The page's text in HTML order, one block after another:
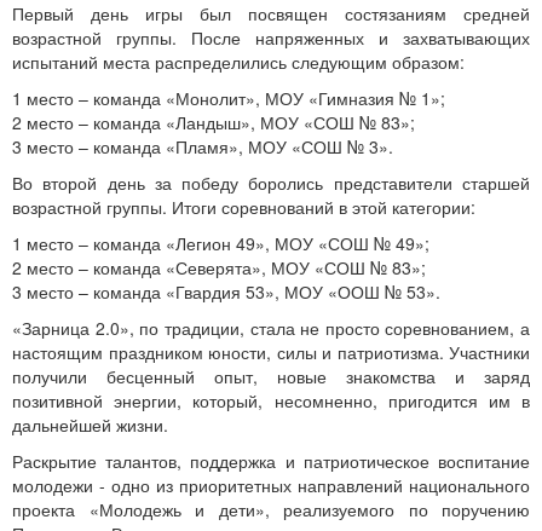
Первый день игры был посвящен состязаниям средней
возрастной группы. После напряженных и захватывающих
испытаний места распределились следующим образом:
1 место – команда «Монолит», МОУ «Гимназия № 1»;
2 место – команда «Ландыш», МОУ «СОШ № 83»;
3 место – команда «Пламя», МОУ «СОШ № 3».
Во второй день за победу боролись представители старшей
возрастной группы. Итоги соревнований в этой категории:
1 место – команда «Легион 49», МОУ «СОШ № 49»;
2 место – команда «Северята», МОУ «СОШ № 83»;
3 место – команда «Гвардия 53», МОУ «ООШ № 53».
«Зарница 2.0», по традиции, стала не просто соревнованием, а
настоящим праздником юности, силы и патриотизма. Участники
получили бесценный опыт, новые знакомства и заряд
позитивной энергии, который, несомненно, пригодится им в
дальнейшей жизни.
Раскрытие талантов, поддержка и патриотическое воспитание
молодежи - одно из приоритетных направлений национального
проекта «Молодежь и дети», реализуемого по поручению